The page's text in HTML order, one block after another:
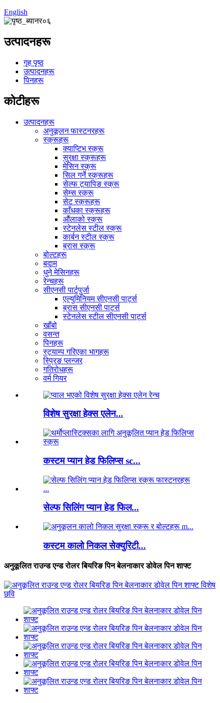
English
उत्पादनहरू
गृह पृष्ठ
उत्पादनहरू
पिनहरू
कोटीहरू
उत्पादनहरू
अनुकूलन फास्टनरहरू
स्क्रूहरू
क्याप्टिभ स्क्रू
सुरक्षा स्क्रूहरू
मेसिन स्क्रू
सिल गर्ने स्क्रूहरू
सेल्फ ट्यापिङ स्क्रू
सेम्स स्क्रू
सेट स्क्रूहरू
काँधका स्क्रूहरू
औंलाको स्क्रू
स्टेनलेस स्टील स्क्रू
कार्बन स्टील स्क्रू
ब्रास स्क्रू
बोल्टहरू
बदाम
धुने मेसिनहरू
रेन्चहरू
सीएनसी पार्टपुर्जा
एल्युमिनियम सीएनसी पार्ट्स
ब्रास सीएनसी पार्ट्स
स्टेनलेस स्टील सीएनसी पार्ट्स
खाँबो
वसन्त
पिनहरू
स्ट्याम्प गरिएका भागहरू
स्प्रिङ प्लन्जर
गतिरोधहरू
वर्म गियर
विशेष सुरक्षा हेक्स एलेन...
कस्टम प्यान हेड फिलिप्स sc...
सेल्फ सिलिंग प्यान हेड फिल...
कस्टम कालो निकल सेक्युरिटी...
अनुकूलित राउन्ड एन्ड रोलर बियरिङ पिन बेलनाकार डोवेल पिन शाफ्ट